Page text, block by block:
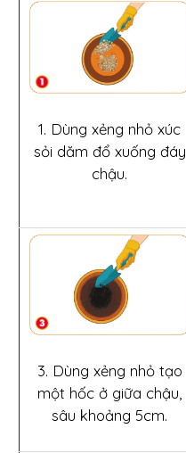
1. Dùng xẻng nhỏ xúc
sỏi dăm đổ xuống đáy
chậu.
3. Dùng xẻng nhỏ tạo
một hốc ở giữa chậu,
sâu khoảng 5cm.